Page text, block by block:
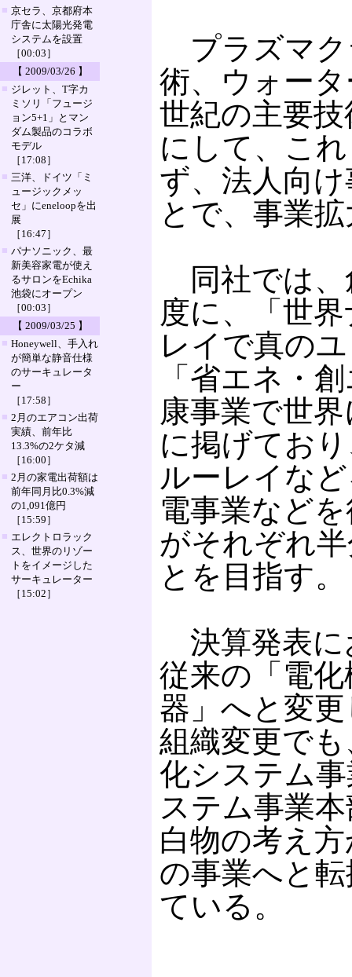
■ 京セラ、京都府本
庁舎に太陽光発電
システムを設置
［00:03］
【 2009/03/26 】
■ ジレット、T字カ
ミソリ「フュージ
ョン5+1」とマン
ダム製品のコラボ
モデル
［17:08］
■ 三洋、ドイツ「ミ
ュージックメッ
セ」にeneloopを出
展
［16:47］
■ パナソニック、最
新美容家電が使え
るサロンをEchika
池袋にオープン
［00:03］
【 2009/03/25 】
■ Honeywell、手入れ
が簡単な静音仕様
のサーキュレータ
ー
［17:58］
■ 2月のエアコン出荷
実績、前年比
13.3%の2ケタ減
［16:00］
■ 2月の家電出荷額は
前年同月比0.3%減
の1,091億円
［15:59］
■ エレクトロラック
ス、世界のリゾー
トをイメージした
サーキュレーター
［15:02］
プラズマク
術、ウォー
世紀の主要
にして、こ
ず、法人向
とで、事業
同社では、
度に、「世
レイで真の
「省エネ・
康事業で世
に掲げてお
ルーレイな
電事業など
がそれぞれ
とを目指す。
決算発表に
従来の「電
器」へと変
組織変更で
化システム
ステム事業
白物の考え
の事業へと
ている。